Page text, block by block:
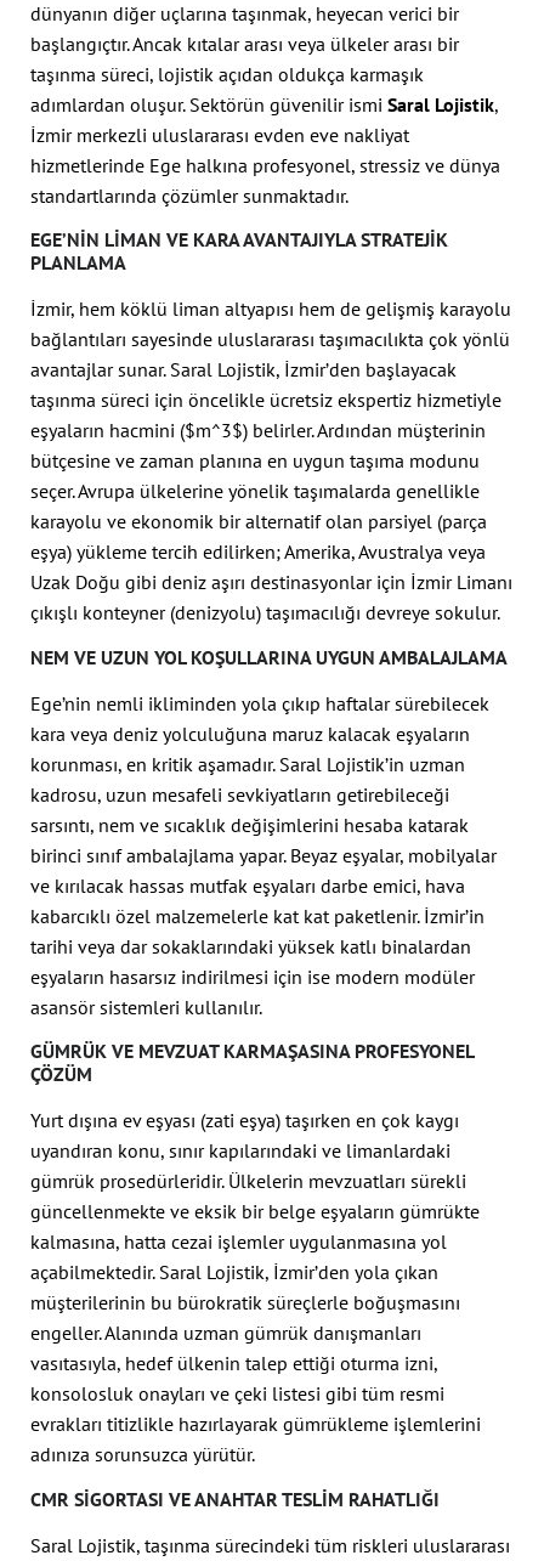
dünyanın diğer uçlarına taşınmak, heyecan verici bir
başlangıçtır. Ancak kıtalar arası veya ülkeler arası bir
taşınma süreci, lojistik açıdan oldukça karmaşık
adımlardan oluşur. Sektörün güvenilir ismi Saral Lojistik,
İzmir merkezli uluslararası evden eve nakliyat
hizmetlerinde Ege halkına profesyonel, stressiz ve dünya
standartlarında çözümler sunmaktadır.
EGE’NIN LIMAN VE KARA AVANTAJIYLA STRATEJIK
PLANLAMA
İzmir, hem köklü liman altyapısı hem de gelişmiş karayolu
bağlantıları sayesinde uluslararası taşımacılıkta çok yönlü
avantajlar sunar. Saral Lojistik, İzmir’den başlayacak
taşınma süreci için öncelikle ücretsiz ekspertiz hizmetiyle
eşyaların hacmini ($m^3$) belirler. Ardından müşterinin
bütçesine ve zaman planına en uygun taşıma modunu
seçer. Avrupa ülkelerine yönelik taşımalarda genellikle
karayolu ve ekonomik bir alternatif olan parsiyel (parça
eşya) yükleme tercih edilirken; Amerika, Avustralya veya
Uzak Doğu gibi deniz aşırı destinasyonlar için İzmir Limanı
çıkışlı konteyner (denizyolu) taşımacılığı devreye sokulur.
NEM VE UZUN YOL KOŞULLARINA UYGUN AMBALAJLAMA
Ege’nin nemli ikliminden yola çıkıp haftalar sürebilecek
kara veya deniz yolculuğuna maruz kalacak eşyaların
korunması, en kritik aşamadır. Saral Lojistik’in uzman
kadrosu, uzun mesafeli sevkiyatların getirebileceği
sarsıntı, nem ve sıcaklık değişimlerini hesaba katarak
birinci sınıf ambalajlama yapar. Beyaz eşyalar, mobilyalar
ve kırılacak hassas mutfak eşyaları darbe emici, hava
kabarcıklı özel malzemelerle kat kat paketlenir. İzmir’in
tarihi veya dar sokaklarındaki yüksek katlı binalardan
eşyaların hasarsız indirilmesi için ise modern modüler
asansör sistemleri kullanılır.
GÜMRÜK VE MEVZUAT KARMAŞASINA PROFESYONEL
ÇÖZÜM
Yurt dışına ev eşyası (zati eşya) taşırken en çok kaygı
uyandıran konu, sınır kapılarındaki ve limanlardaki
gümrük prosedürleridir. Ülkelerin mevzuatları sürekli
güncellenmekte ve eksik bir belge eşyaların gümrükte
kalmasına, hatta cezai işlemler uygulanmasına yol
açabilmektedir. Saral Lojistik, İzmir’den yola çıkan
müşterilerinin bu bürokratik süreçlerle boğuşmasını
engeller. Alanında uzman gümrük danışmanları
vasıtasıyla, hedef ülkenin talep ettiği oturma izni,
konsolosluk onayları ve çeki listesi gibi tüm resmi
evrakları titizlikle hazırlayarak gümrükleme işlemlerini
adınıza sorunsuzca yürütür.
CMR SIGORTASI VE ANAHTAR TESLIM RAHATLIĞI
Saral Lojistik, taşınma sürecindeki tüm riskleri uluslararası